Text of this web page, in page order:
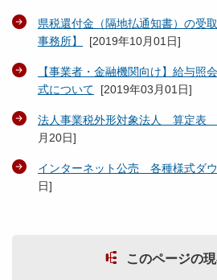
県税還付金（隔地払通知書）の受
事務所】
[2019年10月01日]
【事業者・金融機関向け】給与照
式について [2019年03月01日]
法人事業税外形対象法人 算定表
月20日]
インターネット公売 各種様式ダ
日]
このページの